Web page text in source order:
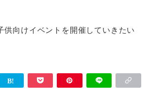
供向けイベントを開催していきたい